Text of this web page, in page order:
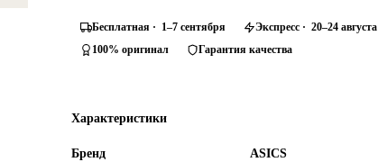
Бесплатная · 1–7 сентября
Экспресс · 20–24 августа
100% оригинал
Гарантия качества
Характеристики
Бренд ASICS